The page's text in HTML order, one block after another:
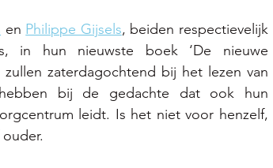
en Philippe Gijsels, beiden respectievelijk
in hun nieuwste boek ‘De nieuwe
zaterdagochtend bij het lezen van
bij de gedachte dat ook hun
leidt. Is het niet voor henzelf,